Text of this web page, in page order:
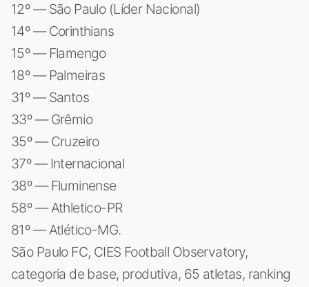
12º — São Paulo (Líder Nacional)
14º — Corinthians
15º — Flamengo
18º — Palmeiras
31º — Santos
33º — Grêmio
35º — Cruzeiro
37º — Internacional
38º — Fluminense
58º — Athletico-PR
81º — Atlético-MG.
São Paulo FC, CIES Football Observatory,
categoria de base, produtiva, 65 atletas, ranking